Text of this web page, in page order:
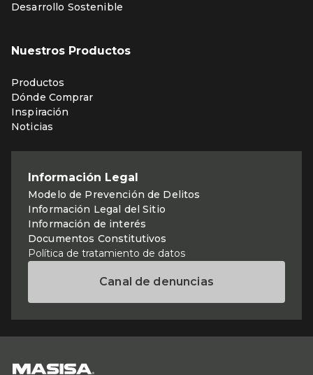
Desarrollo Sostenible
Nuestros Productos
Productos
Dónde Comprar
Inspiración
Noticias
Información Legal
Modelo de Prevención de Delitos
Información Legal del Sitio
Información de interés
Documentos Constitutivos
Política de tratamiento de datos
Canal de denuncias